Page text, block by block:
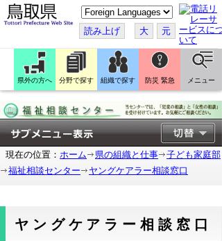
こ
の
ペ
ー
ジ
翻
訳
す
読み上げ 大 元
県外の方へ 分野で探す 組織で探す 防災 緊急 メニュー
現在の位置： ホーム 県の組織と仕事
子ども家庭部
福祉相談センター
ヤングケアラー相談窓口
ヤングケアラー相談窓口